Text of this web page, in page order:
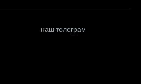
наш телеграм